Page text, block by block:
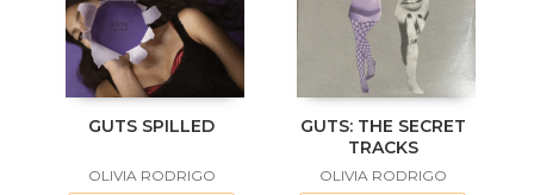
GUTS SPILLED
OLIVIA RODRIGO
GUTS: THE SECRET
TRACKS
OLIVIA RODRIGO